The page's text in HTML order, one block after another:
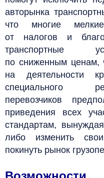
авторынка
что многие
от налогов и
транспортные
по сниженным ценам,
на деятельности
специального
перевозчиков
приведения всех
стандартам,
либо изменить
покинуть рынок